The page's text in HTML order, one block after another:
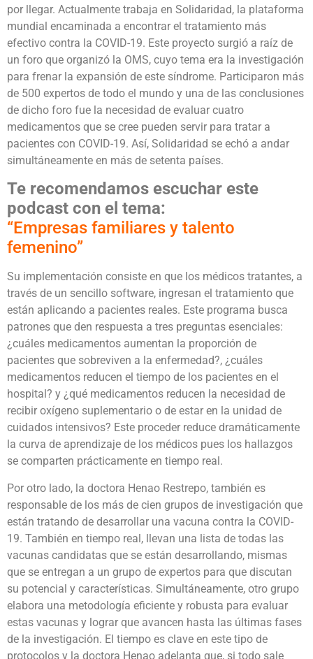
por llegar. Actualmente trabaja en Solidaridad, la plataforma
mundial encaminada a encontrar el tratamiento más
efectivo contra la COVID-19. Este proyecto surgió a raíz de
un foro que organizó la OMS, cuyo tema era la investigación
para frenar la expansión de este síndrome. Participaron más
de 500 expertos de todo el mundo y una de las conclusiones
de dicho foro fue la necesidad de evaluar cuatro
medicamentos que se cree pueden servir para tratar a
pacientes con COVID-19. Así, Solidaridad se echó a andar
simultáneamente en más de setenta países.
Te recomendamos escuchar este
podcast con el tema:
“Empresas familiares y talento
femenino”
Su implementación consiste en que los médicos tratantes, a
través de un sencillo software, ingresan el tratamiento que
están aplicando a pacientes reales. Este programa busca
patrones que den respuesta a tres preguntas esenciales:
¿cuáles medicamentos aumentan la proporción de
pacientes que sobreviven a la enfermedad?, ¿cuáles
medicamentos reducen el tiempo de los pacientes en el
hospital? y ¿qué medicamentos reducen la necesidad de
recibir oxígeno suplementario o de estar en la unidad de
cuidados intensivos? Este proceder reduce dramáticamente
la curva de aprendizaje de los médicos pues los hallazgos
se comparten prácticamente en tiempo real.
Por otro lado, la doctora Henao Restrepo, también es
responsable de los más de cien grupos de investigación que
están tratando de desarrollar una vacuna contra la COVID-
19. También en tiempo real, llevan una lista de todas las
vacunas candidatas que se están desarrollando, mismas
que se entregan a un grupo de expertos para que discutan
su potencial y características. Simultáneamente, otro grupo
elabora una metodología eficiente y robusta para evaluar
estas vacunas y lograr que avancen hasta las últimas fases
de la investigación. El tiempo es clave en este tipo de
protocolos y la doctora Henao adelanta que, si todo sale